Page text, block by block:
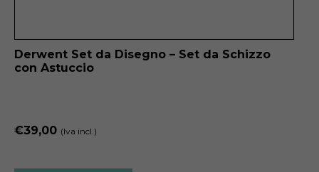
Derwent Set da Disegno – Set da Schizzo
con Astuccio
€39,00 (Iva incl.)